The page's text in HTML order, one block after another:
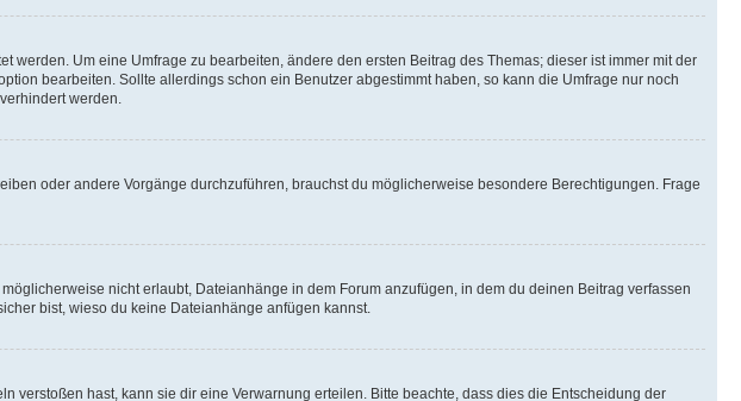
Um eine Umfrage zu bearbeiten, ändere den ersten Beitrag des Themas; dieser ist immer mit der
bearbeiten. Sollte allerdings schon ein Benutzer abgestimmt haben, so kann die Umfrage nur noch
werden.
oder andere Vorgänge durchzuführen, brauchst du möglicherweise besondere Berechtigungen. Frage
nicht erlaubt, Dateianhänge in dem Forum anzufügen, in dem du deinen Beitrag verfassen
bist, wieso du keine Dateianhänge anfügen kannst.
verstoßen hast, kann sie dir eine Verwarnung erteilen. Bitte beachte, dass dies die Entscheidung der